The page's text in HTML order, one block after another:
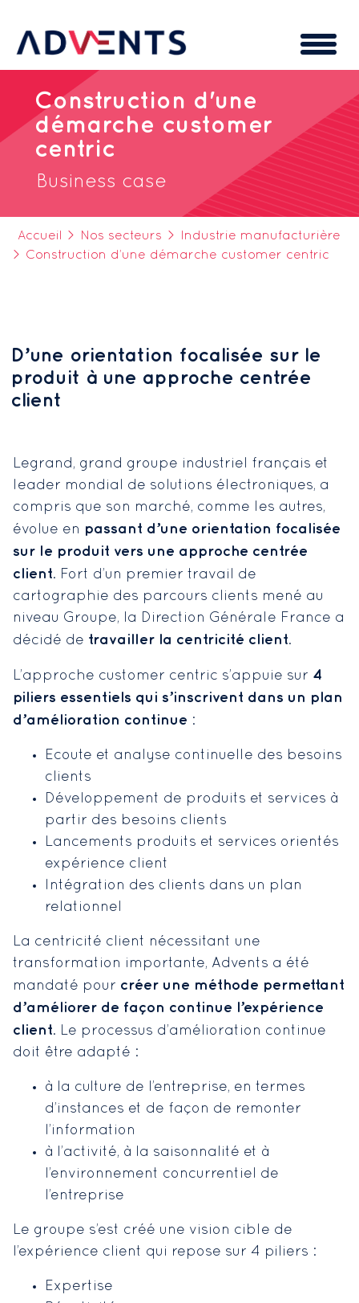
Construction d'une
démarche customer
centric
Business case
Accueil > Nos secteurs >
Industrie manufacturière
>
Construction d’une démarche customer centric
D’une orientation focalisée sur le
produit à une approche centrée
client
Legrand, grand groupe industriel français et
leader mondial de solutions électroniques, a
compris que son marché, comme les autres,
évolue en passant d’une orientation focalisée
sur le produit vers une approche centrée
client. Fort d’un premier travail de
cartographie des parcours clients mené au
niveau Groupe, la Direction Générale France a
décidé de travailler la centricité client.
L’approche customer centric s’appuie sur 4
piliers essentiels qui s’inscrivent dans un plan
d’amélioration continue :
Ecoute et analyse continuelle des besoins
clients
Développement de produits et services à
partir des besoins clients
Lancements produits et services orientés
expérience client
Intégration des clients dans un plan
relationnel
La centricité client nécessitant une
transformation importante, Advents a été
mandaté pour créer une méthode permettant
d’améliorer de façon continue l’expérience
client. Le processus d’amélioration continue
doit être adapté :
à la culture de l’entreprise, en termes
d’instances et de façon de remonter
l’information
à l’activité, à la saisonnalité et à
l’environnement concurrentiel de
l’entreprise
Le groupe s’est créé une vision cible de
l’expérience client qui repose sur 4 piliers :
Expertise